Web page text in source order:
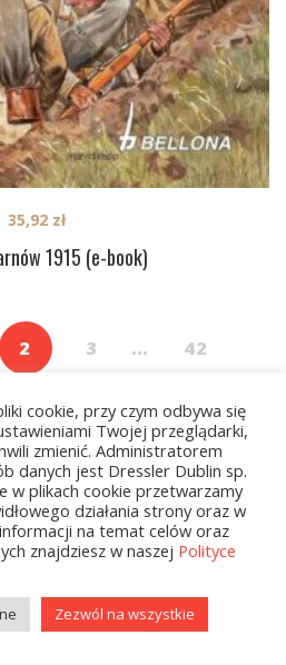
1915 (e-book)
35,92 zł
2 3 …
42
cookie, przy czym odbywa się
Twojej przeglądarki,
zmienić. Administratorem
danych jest Dressler Dublin sp.
w plikach cookie przetwarzamy
działania strony oraz w
na temat celów oraz
znajdziesz w naszej Polityce
Zezwól na wszystkie